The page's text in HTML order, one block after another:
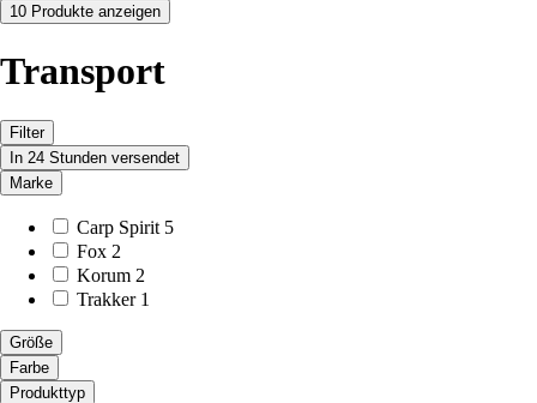
10 Produkte anzeigen
Transport
Filter
In 24 Stunden versendet
Marke
Carp Spirit 5
Fox 2
Korum 2
Trakker 1
Größe
Farbe
Produkttyp